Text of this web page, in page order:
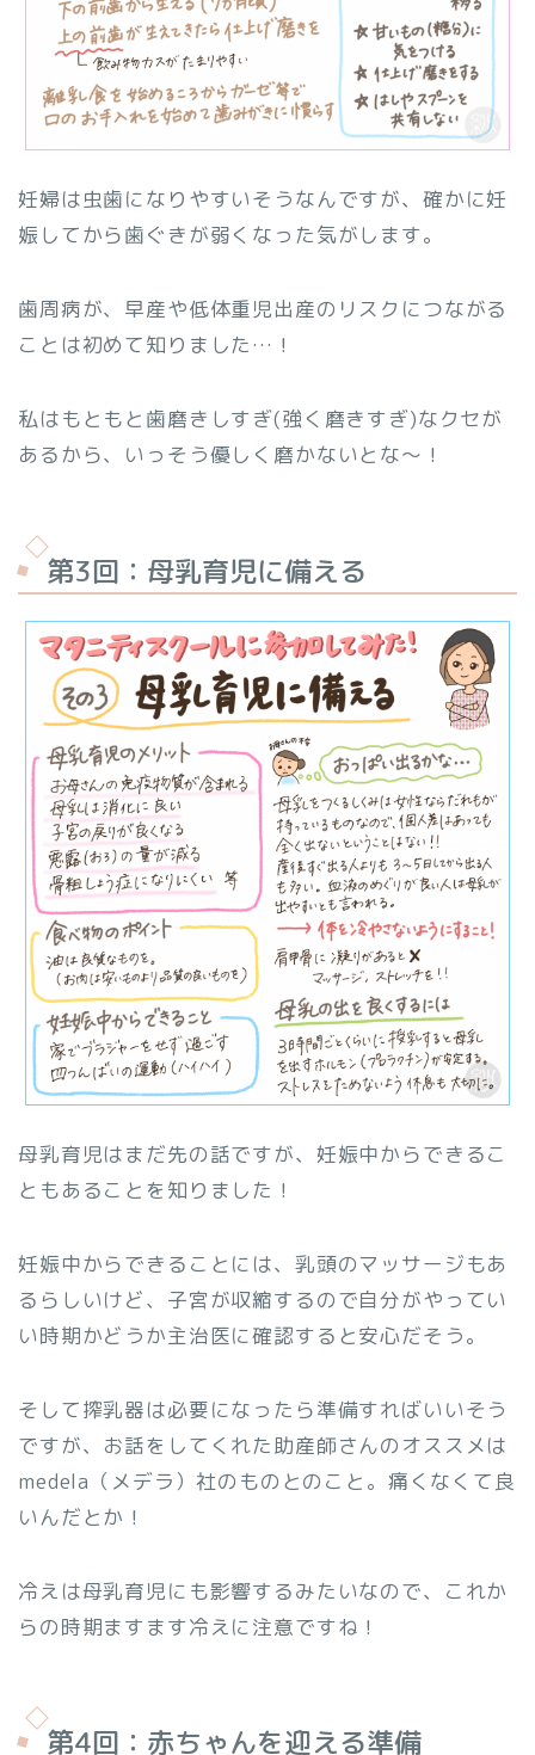
妊婦は虫歯になりやすいそうなんですが、確かに妊
娠してから歯ぐきが弱くなった気がします。
歯周病が、早産や低体重児出産のリスクにつながる
ことは初めて知りました…！
私はもともと歯磨きしすぎ(強く磨きすぎ)なクセが
あるから、いっそう優しく磨かないとな〜！
第3回：母乳育児に備える
母乳育児はまだ先の話ですが、妊娠中からできるこ
ともあることを知りました！
妊娠中からできることには、乳頭のマッサージもあ
るらしいけど、子宮が収縮するので自分がやってい
い時期かどうか主治医に確認すると安心だそう。
そして搾乳器は必要になったら準備すればいいそう
ですが、お話をしてくれた助産師さんのオススメは
medela（メデラ）社のものとのこと。痛くなくて良
いんだとか！
冷えは母乳育児にも影響するみたいなので、これか
らの時期ますます冷えに注意ですね！
第4回：赤ちゃんを迎える準備